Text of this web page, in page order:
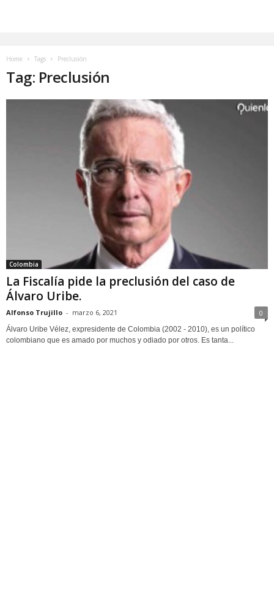
Home Tags Preclusión
Tag: Preclusión
Colombia
La Fiscalía pide la preclusión del caso de
Álvaro Uribe.
Alfonso Trujillo - marzo 6, 2021 0
Álvaro Uribe Vélez, expresidente de Colombia (2002 - 2010), es un político
colombiano que es amado por muchos y odiado por otros. Es tanta...